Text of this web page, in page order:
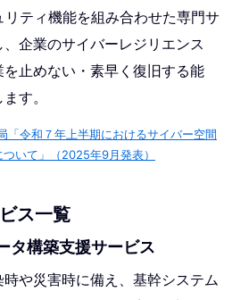
ティ機能を組み合わせた専門サ
企業のサイバーレジリエンス
を止めない・素早く復旧する能
す。
「令和７年上半期におけるサイバー空間
いて」（2025年9月発表）
ス一覧
構築支援サービス
や災害時に備え、基幹システム